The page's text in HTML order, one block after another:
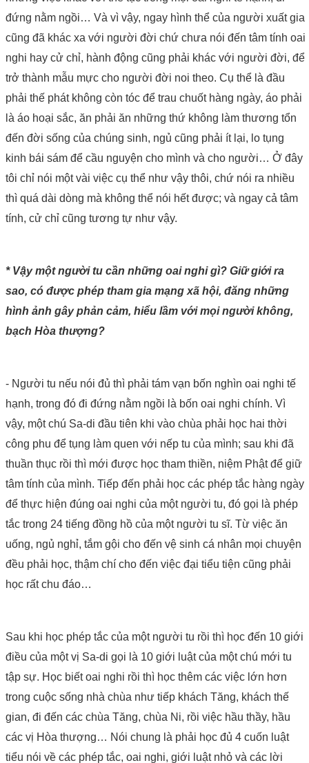
đứng nằm ngồi… Và vì vậy, ngay hình thể của người xuất gia
cũng đã khác xa với người đời chứ chưa nói đến tâm tính oai
nghi hay cử chỉ, hành động cũng phải khác với người đời, để
trở thành mẫu mực cho người đời noi theo. Cụ thể là đầu
phải thế phát không còn tóc để trau chuốt hàng ngày, áo phải
là áo hoại sắc, ăn phải ăn những thứ không làm thương tổn
đến đời sống của chúng sinh, ngủ cũng phải ít lại, lo tụng
kinh bái sám để cầu nguyện cho mình và cho người… Ở đây
tôi chỉ nói một vài việc cụ thể như vậy thôi, chứ nói ra nhiều
thì quá dài dòng mà không thể nói hết được; và ngay cả tâm
tính, cử chỉ cũng tương tự như vậy.
* Vậy một người tu cần những oai nghi gì? Giữ giới ra
sao, có được phép tham gia mạng xã hội, đăng những
hình ảnh gây phản cảm, hiểu lầm với mọi người không,
bạch Hòa thượng?
- Người tu nếu nói đủ thì phải tám vạn bốn nghìn oai nghi tế
hạnh, trong đó đi đứng nằm ngồi là bốn oai nghi chính. Vì
vậy, một chú Sa-di đầu tiên khi vào chùa phải học hai thời
công phu để tụng làm quen với nếp tu của mình; sau khi đã
thuần thục rồi thì mới được học tham thiền, niệm Phật để giữ
tâm tính của mình. Tiếp đến phải học các phép tắc hàng ngày
để thực hiện đúng oai nghi của một người tu, đó gọi là phép
tắc trong 24 tiếng đồng hồ của một người tu sĩ. Từ việc ăn
uống, ngủ nghỉ, tắm gội cho đến vệ sinh cá nhân mọi chuyện
đều phải học, thậm chí cho đến việc đại tiểu tiện cũng phải
học rất chu đáo…
Sau khi học phép tắc của một người tu rồi thì học đến 10 giới
điều của một vị Sa-di gọi là 10 giới luật của một chú mới tu
tập sự. Học biết oai nghi rồi thì học thêm các việc lớn hơn
trong cuộc sống nhà chùa như tiếp khách Tăng, khách thế
gian, đi đến các chùa Tăng, chùa Ni, rồi việc hầu thầy, hầu
các vị Hòa thượng… Nói chung là phải học đủ 4 cuốn luật
tiểu nói về các phép tắc, oai nghi, giới luật nhỏ và các lời